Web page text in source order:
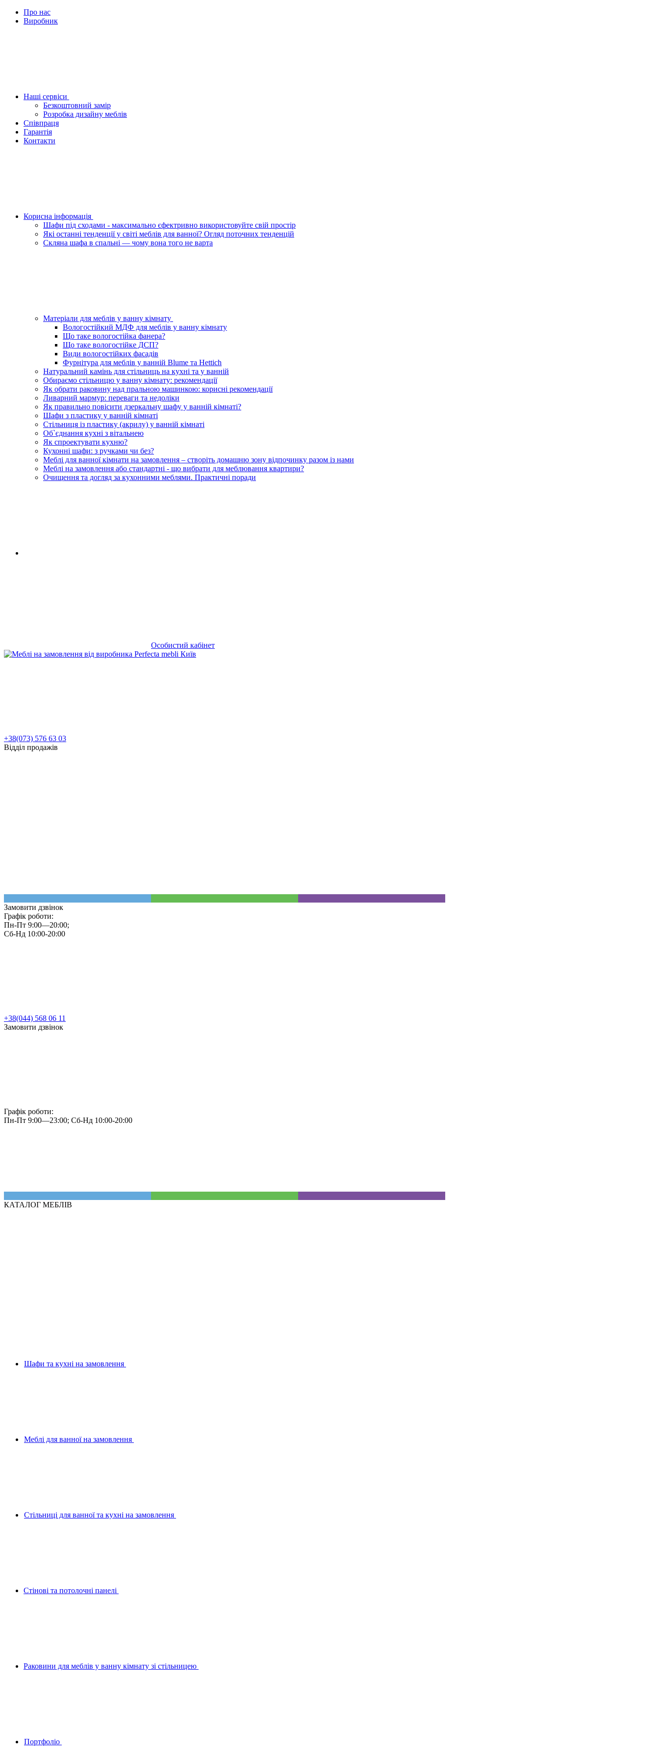
Про нас
Виробник
Наші сервіси
Безкоштовний замір
Розробка дизайну меблів
Співпраця
Гарантія
Контакти
Корисна інформація
Шафи під сходами - максимально єфектривно використовуйте свій простір
Які останні тенденції у світі меблів для ванної? Огляд поточних тенденцій
Скляна шафа в спальні — чому вона того не варта
Матеріали для меблів у ванну кімнату
Вологостійкий МДФ для меблів у ванну кімнату
Що таке вологостійка фанера?
Що таке вологостійке ДСП?
Види вологостійких фасадів
Фурнітура для меблів у ванній Blume та Hettich
Натуральний камінь для стільниць на кухні та у ванній
Обираємо стільницю у ванну кімнату: рекомендації
Як обрати раковину над пральною машинкою: корисні рекомендації
Ливарний мармур: переваги та недоліки
Як правильно повісити дзеркальну шафу у ванній кімнаті?
Шафи з пластику у ванній кімнаті
Стільниця із пластику (акрилу) у ванній кімнаті
Об`єднання кухні з вітальнею
Як спроектувати кухню?
Кухонні шафи: з ручками чи без?
Меблі для ванної кімнати на замовлення – створіть домашню зону відпочинку разом із нами
Меблі на замовлення або стандартні - що вибрати для меблювання квартири?
Очищення та догляд за кухонними меблями. Практичні поради
Особистий кабінет
+38(073) 576 63 03
Відділ продажів
Замовити дзвінок
Графік роботи:
Пн-Пт 9:00—20:00;
Сб-Нд 10:00-20:00
+38(044) 568 06 11
Замовити дзвінок
Графік роботи:
Пн-Пт 9:00—23:00; Сб-Нд 10:00-20:00
КАТАЛОГ МЕБЛІВ
Шафи та кухні на замовлення
Меблі для ванної на замовлення
Стільниці для ванної та кухні на замовлення
Стінові та потолочні панелі
Раковини для меблів у ванну кімнату зі стільницею
Портфоліо